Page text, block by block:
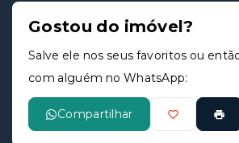
Gostou do imóvel?
Salve ele nos seus favoritos ou
com alguém no WhatsApp:
Compartilhar